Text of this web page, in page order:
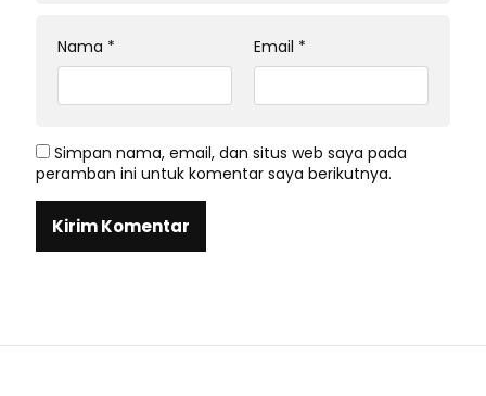
Nama * Email *
Simpan nama, email, dan situs web saya pada
peramban ini untuk komentar saya berikutnya.